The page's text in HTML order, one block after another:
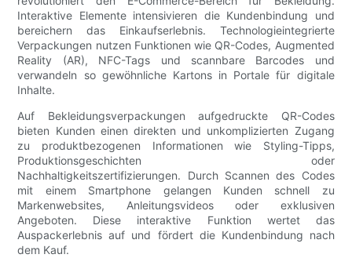
Interaktive Elemente intensivieren die Kundenbindung und
bereichern das Einkaufserlebnis. Technologieintegrierte
Verpackungen nutzen Funktionen wie QR-Codes, Augmented
Reality (AR), NFC-Tags und scannbare Barcodes und
verwandeln so gewöhnliche Kartons in Portale für digitale
Inhalte.
Auf Bekleidungsverpackungen aufgedruckte QR-Codes
bieten Kunden einen direkten und unkomplizierten Zugang
zu produktbezogenen Informationen wie Styling-Tipps,
Produktionsgeschichten oder
Nachhaltigkeitszertifizierungen. Durch Scannen des Codes
mit einem Smartphone gelangen Kunden schnell zu
Markenwebsites, Anleitungsvideos oder exklusiven
Angeboten. Diese interaktive Funktion wertet das
Auspackerlebnis auf und fördert die Kundenbindung nach
dem Kauf.